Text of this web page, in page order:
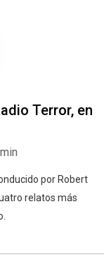
Terror, en
por Robert
relatos más